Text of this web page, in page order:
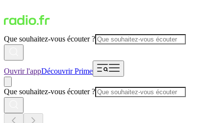
Que souhaitez-vous écouter ?
Ouvrir l'appDécouvrir Prime
Que souhaitez-vous écouter ?